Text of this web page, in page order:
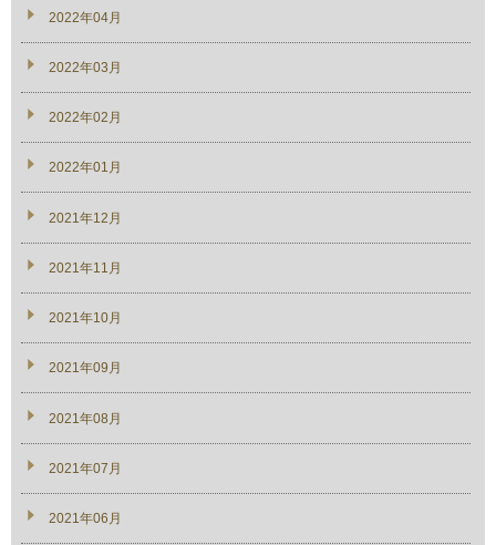
2022年04月
2022年03月
2022年02月
2022年01月
2021年12月
2021年11月
2021年10月
2021年09月
2021年08月
2021年07月
2021年06月